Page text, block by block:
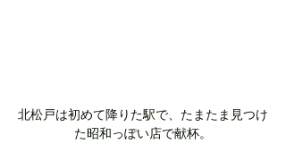
北松戸は初めて降りた駅で、たまたま見つけ
た昭和っぽい店で献杯。